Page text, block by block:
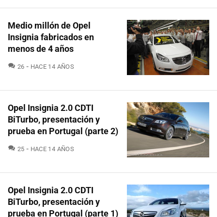
Medio millón de Opel
Insignia fabricados en
menos de 4 años
26 COMENTARIOS
HACE 14 AÑOS
Opel Insignia 2.0 CDTI
BiTurbo, presentación y
prueba en Portugal (parte 2)
25 COMENTARIOS
HACE 14 AÑOS
Opel Insignia 2.0 CDTI
BiTurbo, presentación y
prueba en Portugal (parte 1)